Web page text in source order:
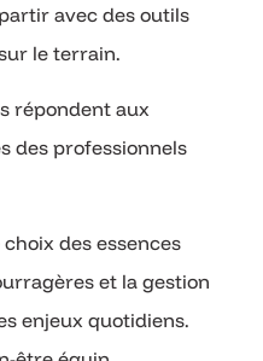
avec des outils
le terrain.
répondent aux
des professionnels
des essences
et la gestion
enjeux quotidiens.